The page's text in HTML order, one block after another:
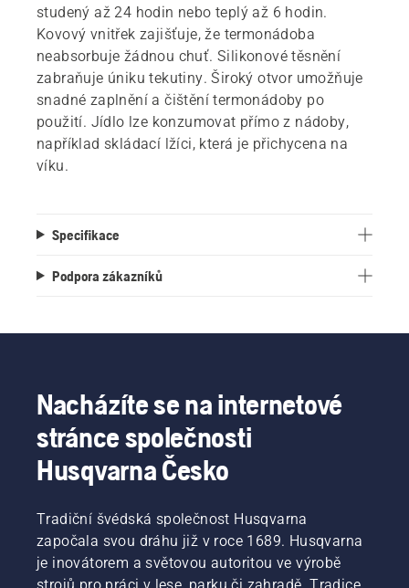
studený až 24 hodin nebo teplý až 6 hodin.
Kovový vnitřek zajišťuje, že termonádoba
neabsorbuje žádnou chuť. Silikonové těsnění
zabraňuje úniku tekutiny. Široký otvor umožňuje
snadné zaplnění a čištění termonádoby po
použití. Jídlo lze konzumovat přímo z nádoby,
například skládací lžíci, která je přichycena na
víku.
Specifikace
Podpora zákazníků
Nacházíte se na internetové
stránce společnosti
Husqvarna Česko
Tradiční švédská společnost Husqvarna
započala svou dráhu již v roce 1689. Husqvarna
je inovátorem a světovou autoritou ve výrobě